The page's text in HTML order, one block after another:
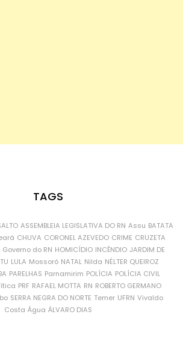
TAGS
ASSEMBLEIA LEGISLATIVA DO RN Assu BATATA
CHUVA CORONEL AZEVEDO CRIME CRUZETA
Governo do RN HOMICÍDIO INCÊNDIO JARDIM DE
LULA Mossoró NATAL Nilda NÉLTER QUEIROZ
PARELHAS Parnamirim POLÍCIA POLÍCIA CIVIL
PRF RAFAEL MOTTA RN ROBERTO GERMANO
SERRA NEGRA DO NORTE Temer UFRN Vivaldo
Costa Água ÁLVARO DIAS